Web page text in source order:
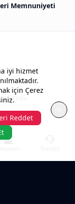
Memnuniyeti
iyi hizmet
için Çerez
Reddet